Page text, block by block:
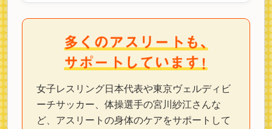
女子レスリング日本代表や東京ヴェルディビ
ーチサッカー、体操選手の宮川紗江さんな
ど、アスリートの身体のケアをサポートして